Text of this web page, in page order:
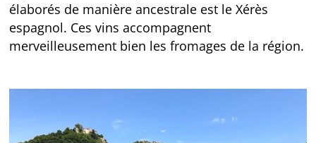
élaborés de manière ancestrale est le Xérès
espagnol. Ces vins accompagnent
merveilleusement bien les fromages de la région.